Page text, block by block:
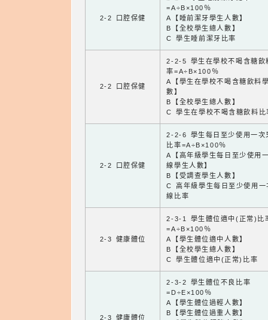
2-2 口腔保健
=A÷B×100％
A【睡前潔牙學生人數】
B【全校學生總人數】
C 學生睡前潔牙比率
2-2 口腔保健
2-2-5 學生在學校不喝含糖飲
率=A÷B×100％
A【學生在學校不喝含糖飲料
數】
B【全校學生總人數】
C 學生在學校不喝含糖飲料比
2-2 口腔保健
2-2-6 學生每日至少使用一次
比率=A÷B×100％
A【高年級學生每日至少使用
線學生人數】
B【受調查學生人數】
C 高年級學生每日至少使用一
線比率
2-3 健康體位
2-3-1 學生體位適中(正常)比
=A÷B×100％
A【學生體位適中人數】
B【全校學生總人數】
C 學生體位適中(正常)比率
2-3 健康體位
2-3-2 學生體位不良比率
=D÷E×100％
A【學生體位過輕人數】
B【學生體位過重人數】